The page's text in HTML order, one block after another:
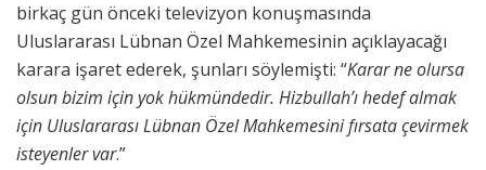
birkaç gün önceki televizyon konuşmasında
Uluslararası Lübnan Özel Mahkemesinin açıklayacağı
karara işaret ederek, şunları söylemişti: “Karar ne olursa
olsun bizim için yok hükmündedir. Hizbullah’ı hedef almak
için Uluslararası Lübnan Özel Mahkemesini fırsata çevirmek
isteyenler var.”